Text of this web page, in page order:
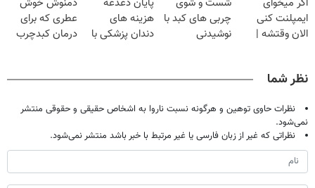
مخصوص توعه
اگر میخوای
ایمپلنت کنی
الان وقتشه |
شست و شوی
چربی های کبد با
نوشیدنی
پایان دغدغه
هزینه های
دندان پزشکی با
دمنوش خوش
عطری که برای
درمان کبدچرب
نظر شما
نظرات حاوی توهین و هرگونه نسبت ناروا به اشخاص حقیقی و حقوقی منتشر
نمی‌شود.
نظراتی که غیر از زبان فارسی یا غیر مرتبط با خبر باشد منتشر نمی‌شود.